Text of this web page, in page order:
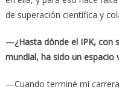
de superación científica y
—¿Hasta dónde el IPK, con
mundial, ha sido un
—Cuando terminé mi